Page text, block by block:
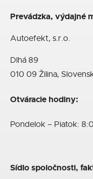
Prevádzka, výdajné
Autoefekt, s.r.o.
Dlhá 89
010 09 Žilina,
Otváracie hodiny:
Pondelok – Piatok:
Sídlo spoločnosti,